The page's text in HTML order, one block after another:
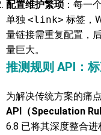
配置维护繁琐 ：每一
单独 <link> 标签，
量链接需重复配置，
量巨大。
推测规则 API：
为解决传统方案的痛
API（Speculation
6.8 已将其深度整合